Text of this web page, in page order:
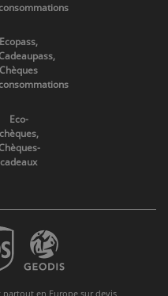
Ecopass,
Chèques
Eco-
chèques,
cadeaux
partout en Europe sur devis